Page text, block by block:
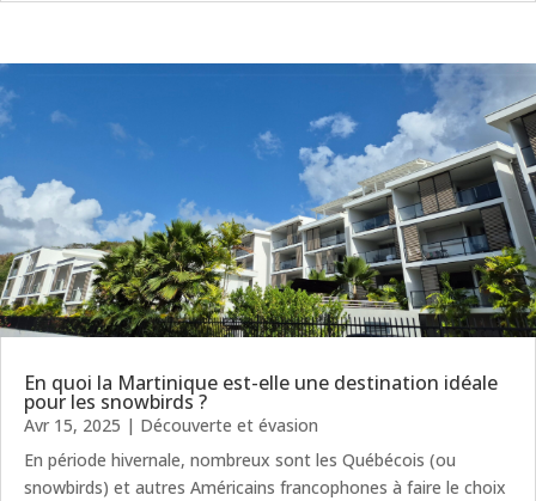
En quoi la Martinique est-elle une destination idéale
pour les snowbirds ?
Avr 15, 2025 | Découverte et évasion
En période hivernale, nombreux sont les Québécois (ou
snowbirds) et autres Américains francophones à faire le choix